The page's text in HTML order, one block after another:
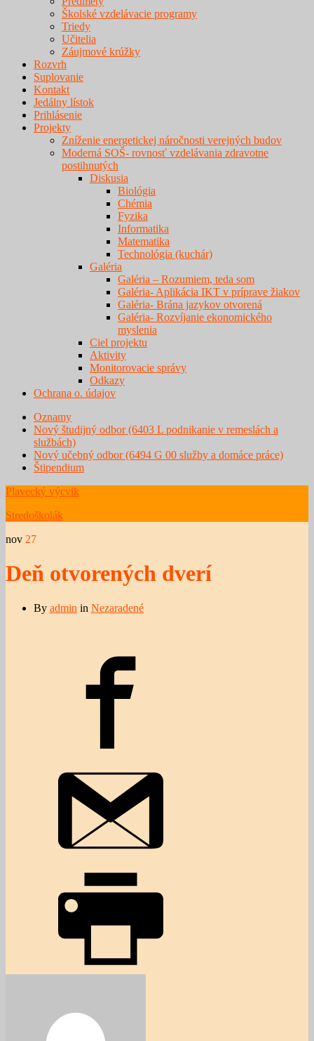
Školské vzdelávacie programy
Triedy
Učitelia
Záujmové krúžky
Rozvrh
Suplovanie
Kontakt
Jedálny lístok
Prihlásenie
Projekty
Zníženie energetickej náročnosti verejných budov
Moderná SOŠ- rovnosť vzdelávania zdravotne
postihnutých
Diskusia
Biológia
Chémia
Fyzika
Informatika
Matematika
Technológia (kuchár)
Galéria
Galéria – Rozumiem, teda som
Galéria- Aplikácia IKT v príprave žiakov
Galéria- Brána jazykov otvorená
Galéria- Rozvíjanie ekonomického
myslenia
Ciel projektu
Aktivity
Monitorovacie správy
Odkazy
Ochrana o. údajov
Oznamy
Nový študijný odbor (6403 L podnikanie v remeslách a
službách)
Nový učebný odbor (6494 G 00 služby a domáce práce)
Štipendium
Plavecký výcvik
Stredoškolák
nov 27
Deň otvorených dverí
By admin in Nezaradené